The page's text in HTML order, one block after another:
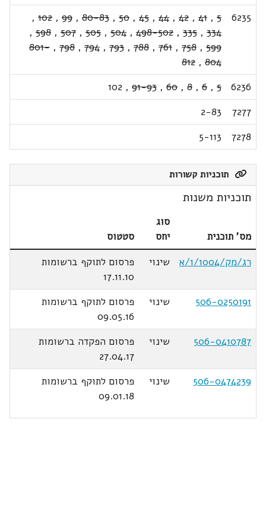
6235
5
,
41
,
42
,
44
,
45
,
50
,
80-83
,
99
,
102
,
334
,
335
,
498-502
,
504
,
505
,
507
,
598
,
599
,
758
,
761
,
788
,
793
,
794
,
798
,
801-
804
,
812
6236
5
,
6
,
8
,
60
,
91-93
,
102
7277
2-83
7278
5-113
תוכניות קשורות
תוכניות משנות
מס' תוכנית
סוג
יחס
סטטוס
רג/מק/1/1004/א
שינוי
פרסום לתוקף ברשומות
17.11.10
506-0250191
שינוי
פרסום לתוקף ברשומות
09.05.16
506-0410787
שינוי
פרסום הפקדה ברשומות
27.04.17
506-0474239
שינוי
פרסום לתוקף ברשומות
09.01.18